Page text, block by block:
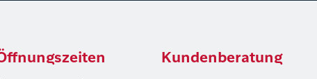
Kundenberatung